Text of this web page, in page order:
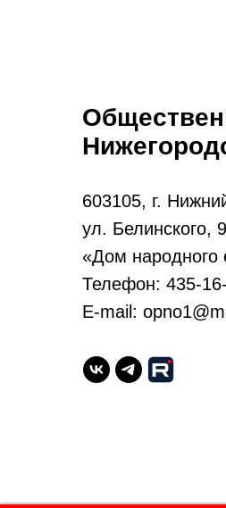
603105, г.
ул. Белинского,
«Дом народного
Телефон: 435-
E-mail: